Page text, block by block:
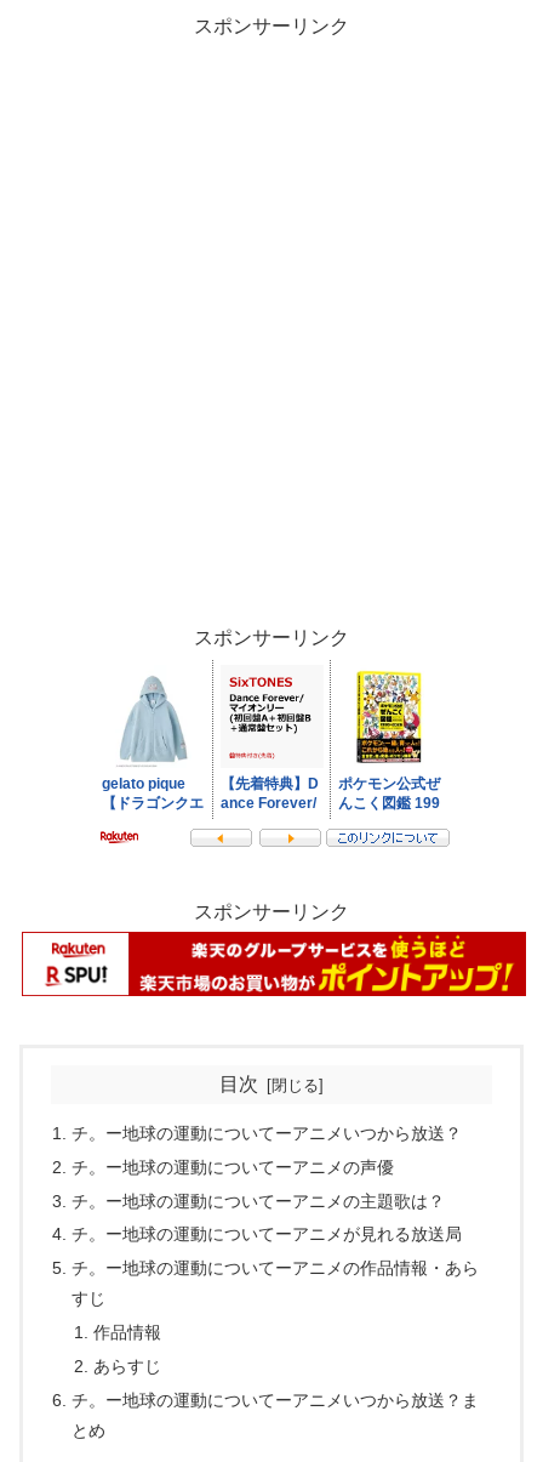
スポンサーリンク
スポンサーリンク
スポンサーリンク
目次
チ。ー地球の運動についてーアニメいつから放送？
チ。ー地球の運動についてーアニメの声優
チ。ー地球の運動についてーアニメの主題歌は？
チ。ー地球の運動についてーアニメが見れる放送局
チ。ー地球の運動についてーアニメの作品情報・あら
すじ
作品情報
あらすじ
チ。ー地球の運動についてーアニメいつから放送？ま
とめ